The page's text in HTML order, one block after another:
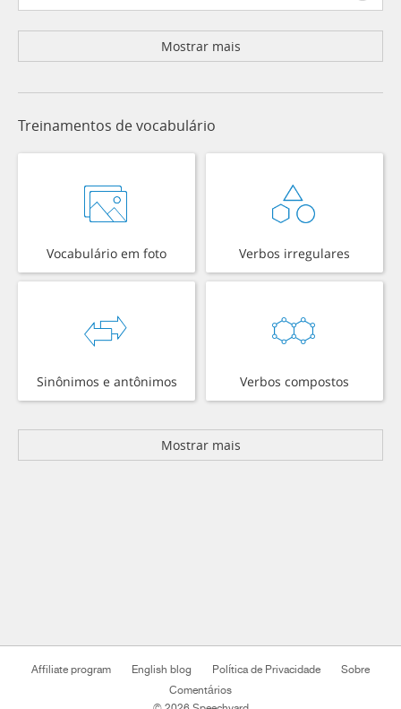
Mostrar mais
Treinamentos de vocabulário
Vocabulário em foto Verbos irregulares
Sinônimos e antônimos Verbos compostos
Mostrar mais
Affiliate program English blog Política de Privacidade
Sobre
Comentários